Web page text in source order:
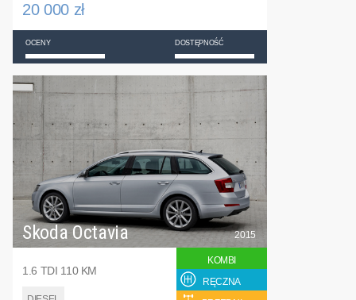
20 000 zł
OCENY DOSTĘPNOŚĆ
Skoda Octavia
1.6 TDI 110 KM
2015
KOMBI
RĘCZNA